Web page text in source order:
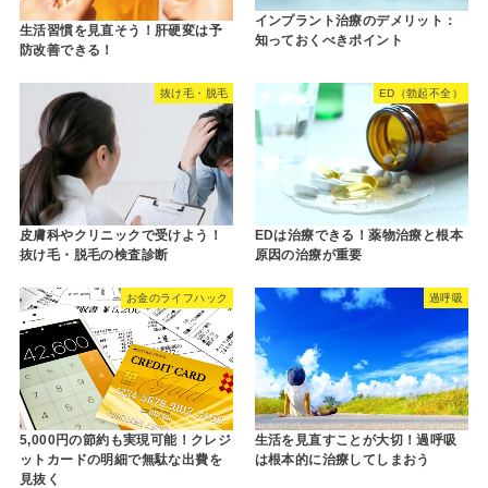
生活習慣を見直そう！肝硬変は予
防改善できる！
インプラント治療のデメリット：
知っておくべきポイント
抜け毛・脱毛
皮膚科やクリニックで受けよう！
抜け毛・脱毛の検査診断
ED（勃起不全）
EDは治療できる！薬物治療と根本
原因の治療が重要
お金のライフハック
5,000円の節約も実現可能！クレジ
ットカードの明細で無駄な出費を
見抜く
過呼吸
生活を見直すことが大切！過呼吸
は根本的に治療してしまおう